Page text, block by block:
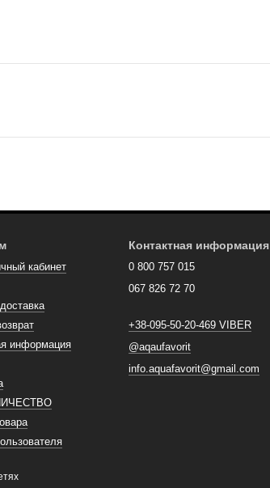
кабинет
информация
Контактная информация
0 800 757 015
067 826 72 70
+38-095-50-20-469 VIBER
@aqaufavorit
info.aquafavorit@gmail.com